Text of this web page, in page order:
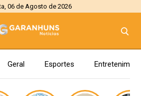
06 de Agosto de 2026
Geral Esportes